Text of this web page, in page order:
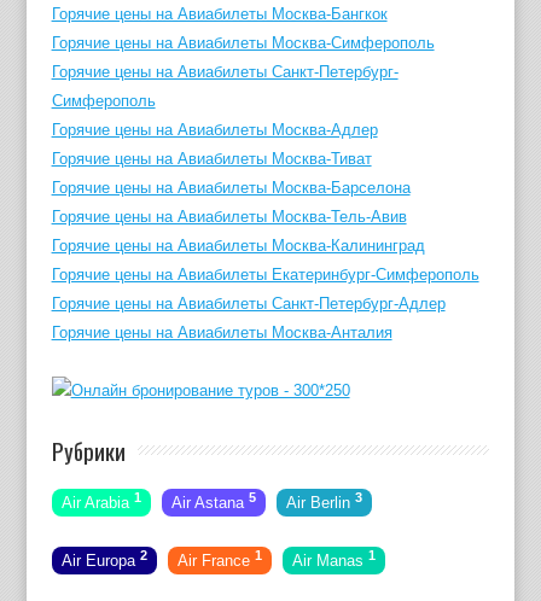
Горячие цены на Авиабилеты Москва-Бангкок
Горячие цены на Авиабилеты Москва-Симферополь
Горячие цены на Авиабилеты Санкт-Петербург-
Симферополь
Горячие цены на Авиабилеты Москва-Адлер
Горячие цены на Авиабилеты Москва-Тиват
Горячие цены на Авиабилеты Москва-Барселона
Горячие цены на Авиабилеты Москва-Тель-Авив
Горячие цены на Авиабилеты Москва-Калининград
Горячие цены на Авиабилеты Екатеринбург-Симферополь
Горячие цены на Авиабилеты Санкт-Петербург-Адлер
Горячие цены на Авиабилеты Москва-Анталия
Рубрики
Air Arabia 1 Air Astana 5 Air Berlin 3
Air Europa 2 Air France 1 Air Manas 1